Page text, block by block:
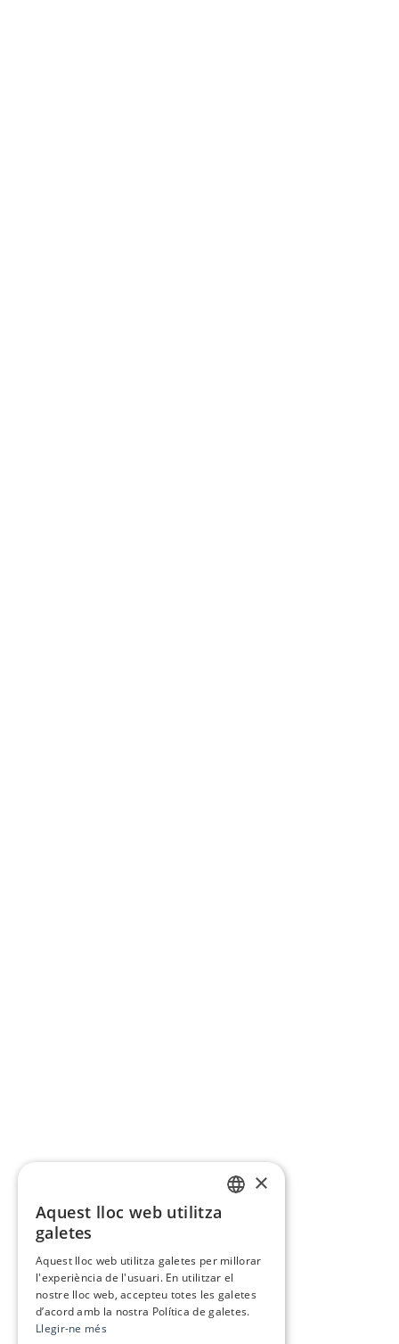
×
Aquest lloc web utilitza
galetes
Aquest lloc web utilitza galetes per millorar
l'experiència de l'usuari. En utilitzar el
nostre lloc web, accepteu totes les galetes
d’acord amb la nostra Política de galetes.
Llegir-ne més